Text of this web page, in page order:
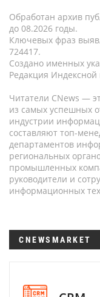
Обработан архив
до 08.2026 годы.
Ключевых фраз
724417.
Создано именных
Редакция Индексной
Читатели CNews —
из самых успешных
индустрии
составляют топ-
департаментов
региональных
промышленных
руководители и
информационных
CNEWSMARKET